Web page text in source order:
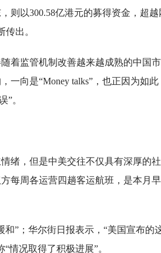
则以300.58亿港元的募得资金，超越
出。
着监管机制改善越来越成熟的中国市
向是“Money talks”，也正因为如此
”。
绪，但是中美交往不仅具有深厚的
每周各运营四趟客运航班，是本月
”；华尔街日报表示，“美国宣布的
情况取得了积极进展”。